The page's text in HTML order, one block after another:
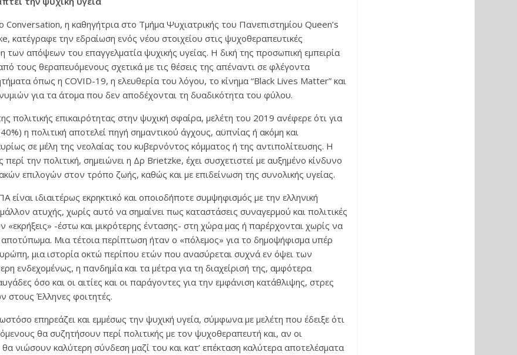
Conversation, η καθηγήτρια στο Τμήμα Ψυχιατρικής του Πανεπιστημίου Queen’s
κατέγραφε την εδραίωση ενός νέου στοιχείου στις ψυχοθεραπευτικές
των απόψεων του επαγγελματία ψυχικής υγείας. Η δική της προσωπική εμπειρία
τους θεραπευόμενους σχετικά με τις θέσεις της απέναντι σε φλέγοντα
όπως η COVID-19, η ελευθερία του λόγου, το κίνημα “Black Lives Matter” και
για τα άτομα που δεν αποδέχονται τη δυαδικότητα του φύλου.
πολιτικής επικαιρότητας στην ψυχική σφαίρα, μελέτη του 2019 ανέφερε ότι για
η πολιτική αποτελεί πηγή σημαντικού άγχους, αϋπνίας ή ακόμη και
σε μέλη της νεολαίας του κυβερνόντος κόμματος ή της αντιπολίτευσης. Η
την πολιτική, σημειώνει η Δρ Brietzke, έχει συσχετιστεί με αυξημένο κίνδυνο
επιλογών στον τρόπο ζωής, καθώς και με επιδείνωση της συνολικής υγείας.
είναι ιδιαιτέρως εκρηκτικό και οποιοδήποτε συμψηφισμός με την ελληνική
ατυχής, χωρίς αυτό να σημαίνει πως καταστάσεις συναγερμού και πολιτικές
-έστω και μικρότερης έντασης- στη χώρα μας ή παρέρχονται χωρίς να
Μια τέτοια περίπτωση ήταν ο «πόλεμος» για το δημοψήφισμα υπέρ
μια ιστορία οκτώ περίπου ετών που ανασύρεται συχνά εν όψει των
ενδεχομένως, η πανδημία και τα μέτρα για τη διαχείρισή της, αμφότερα
όσο και οι αιτίες και οι παράγοντες για την εμφάνιση κατάθλιψης, στρες
στους Έλληνες φοιτητές.
επηρεάζει και εμμέσως την ψυχική υγεία, σύμφωνα με μελέτη που έδειξε ότι
θα συζητήσουν περί πολιτικής με τον ψυχοθεραπευτή και, αν οι
θα νιώσουν καλύτερη σύνδεση μαζί του και κατ’ επέκταση καλύτερα αποτελέσματα